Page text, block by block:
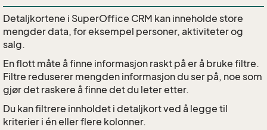
Detaljkortene i SuperOffice CRM kan inneholde store
mengder data, for eksempel personer, aktiviteter og
salg.
En flott måte å finne informasjon raskt på er å bruke filtre.
Filtre reduserer mengden informasjon du ser på, noe som
gjør det raskere å finne det du leter etter.
Du kan filtrere innholdet i detaljkort ved å legge til
kriterier i én eller flere kolonner.